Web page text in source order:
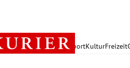
PolitikWirtschaft SportKulturFreizeit